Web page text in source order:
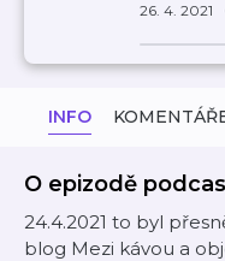
26. 4. 2021
INFO
O epizodě
24.4.2021 to byl
blog Mezi kávou a